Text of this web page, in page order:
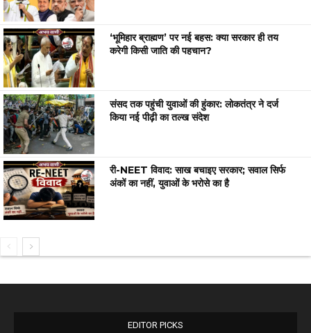
‘भूमिहार ब्राह्मण’ पर नई बहस: क्या सरकार ही तय
करेगी किसी जाति की पहचान?
संसद तक पहुंची युवाओं की हुंकार: लोकतंत्र ने दर्ज
किया नई पीढ़ी का तल्ख संदेश
री-NEET विवाद: साख बचाइए सरकार; सवाल सिर्फ
अंकों का नहीं, युवाओं के भरोसे का है
EDITOR PICKS